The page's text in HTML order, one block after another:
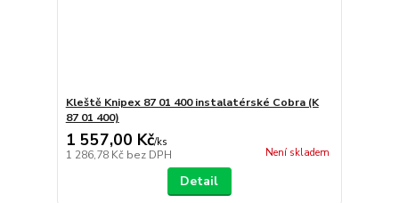
Kleště Knipex 87 01 400 instalatérské Cobra (K
87 01 400)
1 557,00 Kč/ks
1 286,78 Kč bez DPH Není skladem
Detail